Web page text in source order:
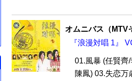
オムニバス（MTV
『浪漫対唱 1』
01.風暴 (任賢齊
陳鳳) 03.失恋万